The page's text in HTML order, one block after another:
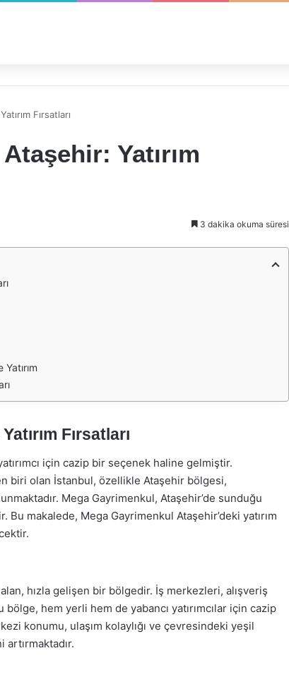
Fırsatları
Yatırım
3 dakika okuma süresi
Fırsatları
için cazip bir seçenek haline gelmiştir.
biri olan İstanbul, özellikle Ataşehir bölgesi,
Mega Gayrimenkul, Ataşehir’de sunduğu
Bu makalede, Mega Gayrimenkul Ataşehir’deki yatırım
hızla gelişen bir bölgedir. İş merkezleri, alışveriş
hem yerli hem de yabancı yatırımcılar için cazip
konumu, ulaşım kolaylığı ve çevresindeki yeşil
artırmaktadır.